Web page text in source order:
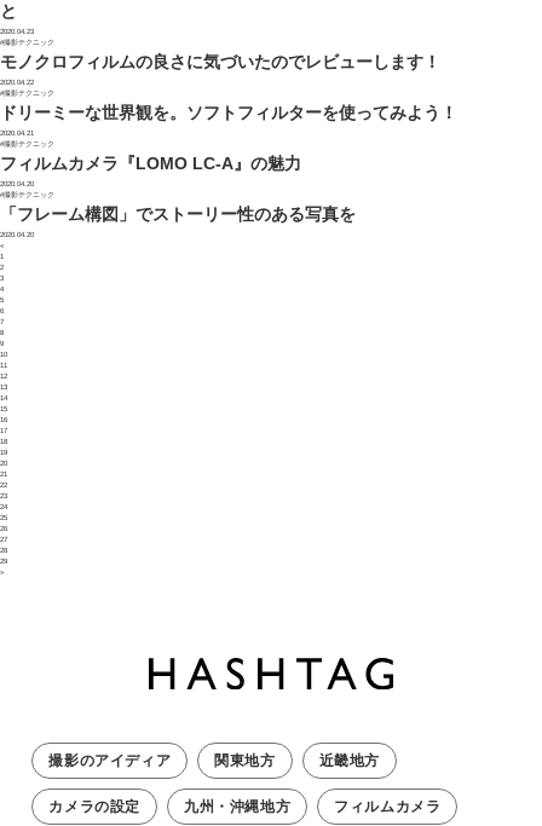
と
2020.04.23
#撮影テクニック
モノクロフィルムの良さに気づいたのでレビューします！
2020.04.22
#撮影テクニック
ドリーミーな世界観を。ソフトフィルターを使ってみよう！
2020.04.21
#撮影テクニック
フィルムカメラ『LOMO LC-A』の魅力
2020.04.20
#撮影テクニック
「フレーム構図」でストーリー性のある写真を
2020.04.20
«
1
2
3
4
5
6
7
8
9
10
11
12
13
14
15
16
17
18
19
20
21
22
23
24
25
26
27
28
29
»
撮影のアイディア 関東地方 近畿地方
カメラの設定 九州・沖縄地方 フィルムカメラ